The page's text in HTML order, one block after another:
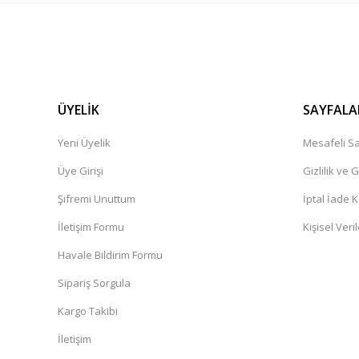
ÜYELİK
Yeni Üyelik
Üye Girişi
Şifremi Unuttum
İletişim Formu
Havale Bildirim Formu
Sipariş Sorgula
Kargo Takibi
İletişim
Mesafeli
Gizlilik ve
İptal İade
Kişisel